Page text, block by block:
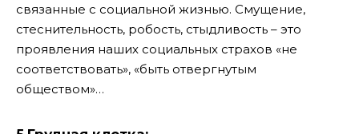
связанные с социальной жизнью. Смущение,
стеснительность, робость, стыдливость – это
проявления наших социальных страхов «не
соответствовать», «быть отвергнутым
обществом»…